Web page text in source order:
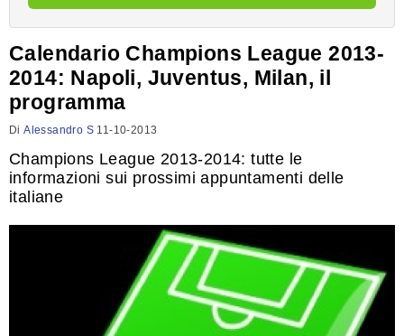
Calendario Champions League 2013-
2014: Napoli, Juventus, Milan, il
programma
DiAlessandro S 11-10-2013
Champions League 2013-2014: tutte le
informazioni sui prossimi appuntamenti delle
italiane